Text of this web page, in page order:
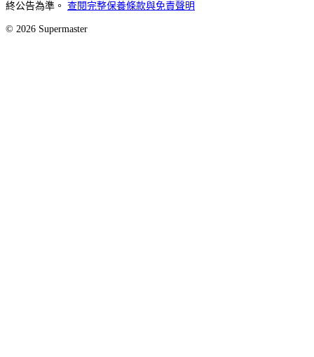
終公告為準。 查閱完整保養條款與免責聲明
© 2026 Supermaster